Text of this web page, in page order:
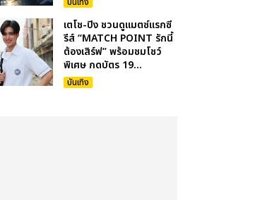
เตโช-ปิง ชวนดูแมตซ์แรกซี
รีส์ “MATCH POINT รักนี้
ต้องเสิร์ฟ” พร้อมชมโชว์
พิเศษ กดบัตร 19...
บันเทิง